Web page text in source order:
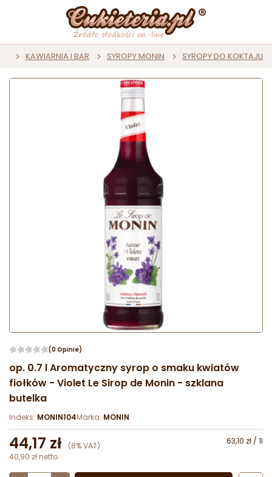
KAWIARNIA I BAR SYROPY MONIN SYROPY DO KOKTAJLI
(0 Opinie)
op. 0.7 l Aromatyczny syrop o smaku kwiatów
fiołków - Violet Le Sirop de Monin - szklana
butelka
Indeks: MONIN104Marka: MONIN
44,17 zł (8% VAT)
63,10 zł / 1l
40,90 zł netto